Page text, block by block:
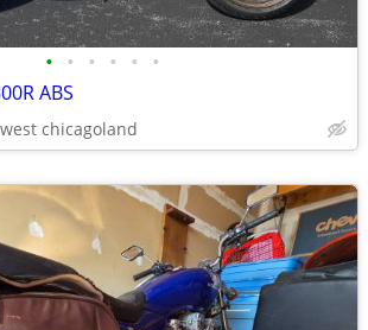
• • • • • •
ABS
west chicagoland